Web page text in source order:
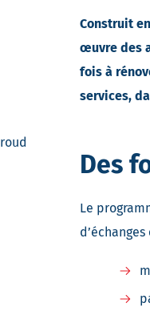
Construit
œuvre des
fois à
services,
Des
Le